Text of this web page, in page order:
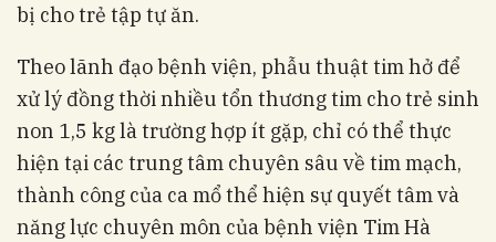
bị cho trẻ tập tự ăn.
Theo lãnh đạo bệnh viện, phẫu thuật tim hở để
xử lý đồng thời nhiều tổn thương tim cho trẻ sinh
non 1,5 kg là trường hợp ít gặp, chỉ có thể thực
hiện tại các trung tâm chuyên sâu về tim mạch,
thành công của ca mổ thể hiện sự quyết tâm và
năng lực chuyên môn của bệnh viện Tim Hà